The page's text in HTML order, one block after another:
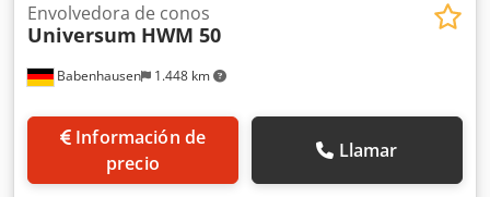
Babenhausen 1.448 km
Envolvedora de conos
Universum HWM 50
Información de
precio
Llamar